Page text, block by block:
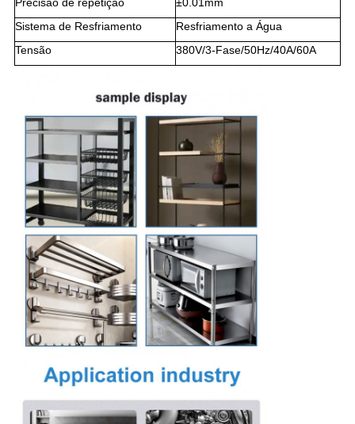
Sistema de Resfriamento
Resfriamento a Água
Tensão
380V/3-Fase/50Hz/40A/60A